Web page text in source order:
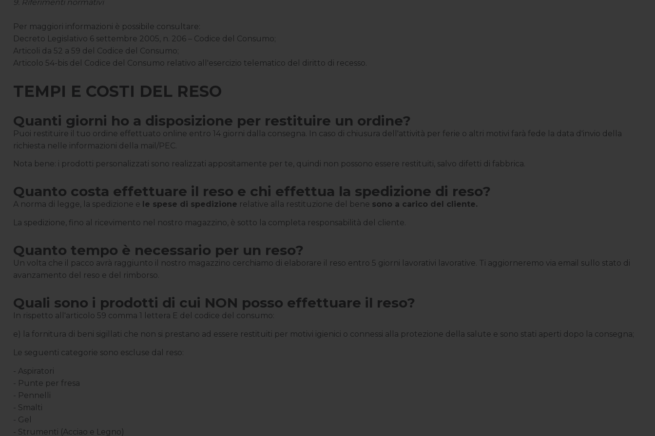
9. Riferimenti normativi
Per maggiori informazioni è possibile consultare:
Decreto Legislativo 6 settembre 2005, n. 206 – Codice del Consumo;
Articoli da 52 a 59 del Codice del Consumo;
Articolo 54-bis del Codice del Consumo relativo all'esercizio telematico del diritto di recesso.
TEMPI E COSTI DEL RESO
Quanti giorni ho a disposizione per restituire un ordine?
Puoi restituire il tuo ordine effettuato online entro 14 giorni dalla consegna. In caso di chiusura dell'attività per ferie o altri motivi farà fede la data d'invio della
richiesta nelle informazioni della mail/PEC.
Nota bene: i prodotti personalizzati sono realizzati appositamente per te, quindi non possono essere restituiti, salvo difetti di fabbrica.
Quanto costa effettuare il reso e chi effettua la spedizione di reso?
A norma di legge, la spedizione e le spese di spedizione relative alla restituzione del bene sono a carico del cliente.
La spedizione, fino al ricevimento nel nostro magazzino, è sotto la completa responsabilità del cliente.
Quanto tempo è necessario per un reso?
Un volta che il pacco avrà raggiunto il nostro magazzino cerchiamo di elaborare il reso entro 5 giorni lavorativi lavorative. Ti aggiorneremo via email sullo stato di
avanzamento del reso e del rimborso.
Quali sono i prodotti di cui NON posso effettuare il reso?
In rispetto all'articolo 59 comma 1 lettera E del codice del consumo:
e) la fornitura di beni sigillati che non si prestano ad essere restituiti per motivi igienici o connessi alla protezione della salute e sono stati aperti dopo la consegna;
Le seguenti categorie sono escluse dal reso:
- Aspiratori
- Punte per fresa
- Pennelli
- Smalti
- Gel
- Strumenti (Acciao e Legno)